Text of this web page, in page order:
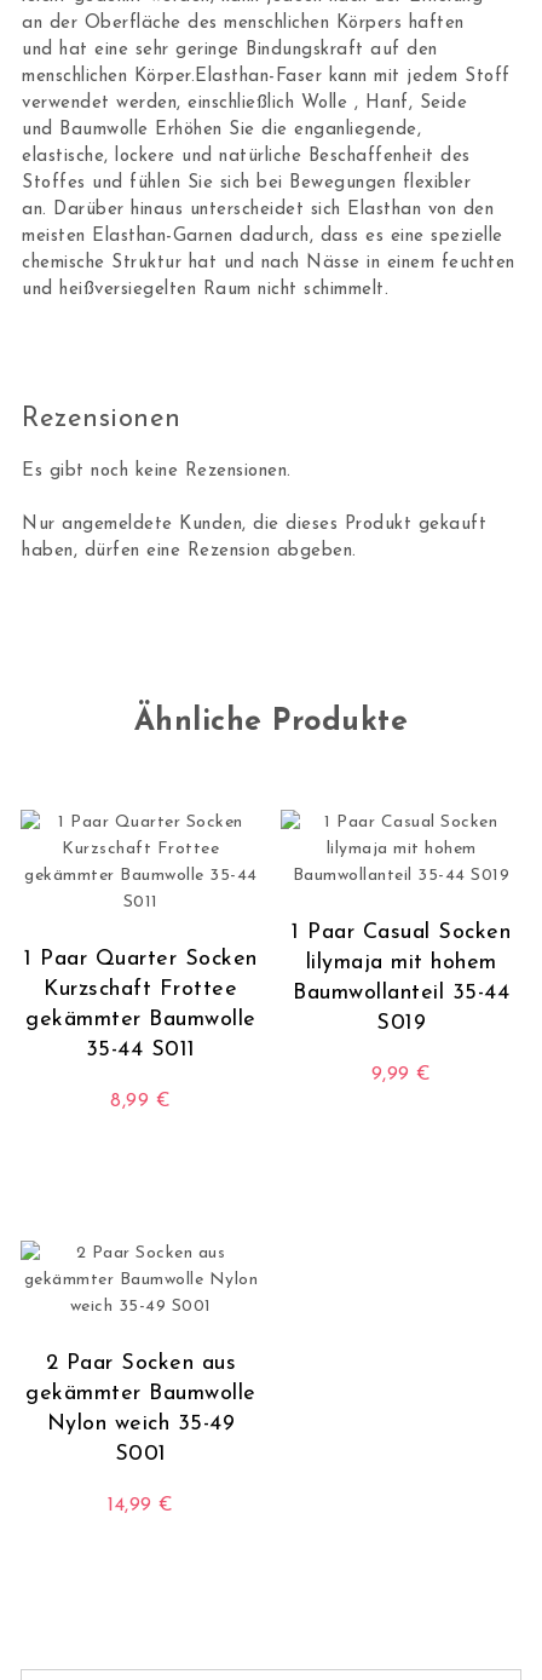
an der Oberfläche des menschlichen Körpers haften
und hat eine sehr geringe Bindungskraft auf den
menschlichen Körper.Elasthan-Faser kann mit jedem Stoff
verwendet werden, einschließlich Wolle , Hanf, Seide
und Baumwolle Erhöhen Sie die enganliegende,
elastische, lockere und natürliche Beschaffenheit des
Stoffes und fühlen Sie sich bei Bewegungen flexibler
an. Darüber hinaus unterscheidet sich Elasthan von den
meisten Elasthan-Garnen dadurch, dass es eine spezielle
chemische Struktur hat und nach Nässe in einem feuchten
und heißversiegelten Raum nicht schimmelt.
Rezensionen
Es gibt noch keine Rezensionen.
Nur angemeldete Kunden, die dieses Produkt gekauft
haben, dürfen eine Rezension abgeben.
Ähnliche Produkte
1 Paar Quarter Socken
Kurzschaft Frottee
gekämmter Baumwolle
35-44 S011
8,99 €
1 Paar Casual Socken
lilymaja mit hohem
Baumwollanteil 35-44
S019
9,99 €
2 Paar Socken aus
gekämmter Baumwolle
Nylon weich 35-49
S001
14,99€